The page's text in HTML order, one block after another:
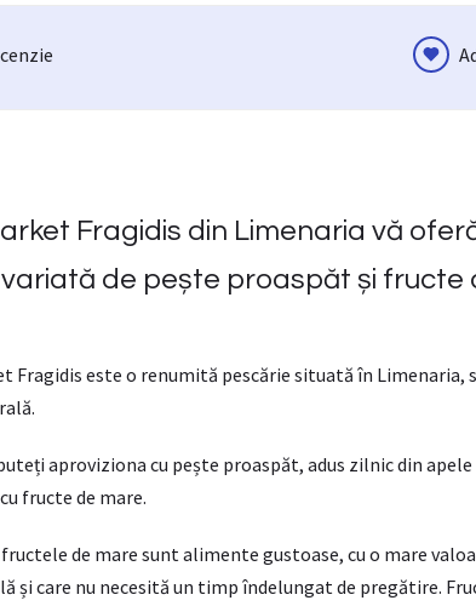
Fragidis din Limenaria vă
de pește proaspăt și fructe
Fragidis este o renumită pescărie situată în Limenaria,
aproviziona cu pește proaspăt, adus zilnic din
fructe de mare.
de mare sunt alimente gustoase, cu o mare
și care nu necesită un timp îndelungat de pregătire.